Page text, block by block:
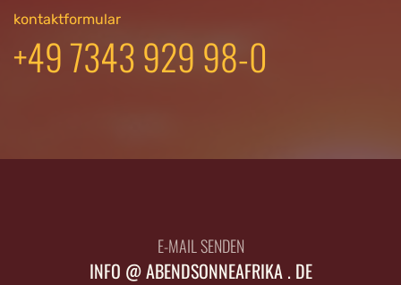
kontaktformular
+49 7343 929 98-0
E-MAIL SENDEN
INFO @ ABENDSONNEAFRIKA . DE